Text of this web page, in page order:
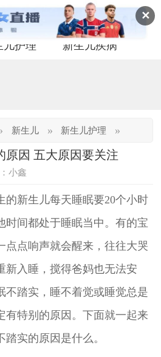
✕
儿护理 新生儿疾病
新生儿 » 新生儿护理 »
原因 五大原因要关注
小鑫
新生儿每天睡眠要20个小时
时间都处于睡眠当中。有的宝
点点响声就会醒来，往往大哭
新入睡，搅得爸妈也无法安
不踏实，睡不着觉或睡觉总是
有特别的原因。下面就一起来
实的原因是什么。